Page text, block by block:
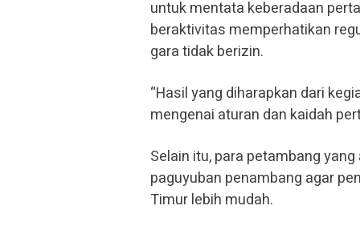
untuk mentata keberadaan
beraktivitas memperhatikan
gara tidak berizin.
“Hasil yang diharapkan dari
mengenai aturan dan kaidah
Selain itu, para petambang
paguyuban penambang agar
Timur lebih mudah.